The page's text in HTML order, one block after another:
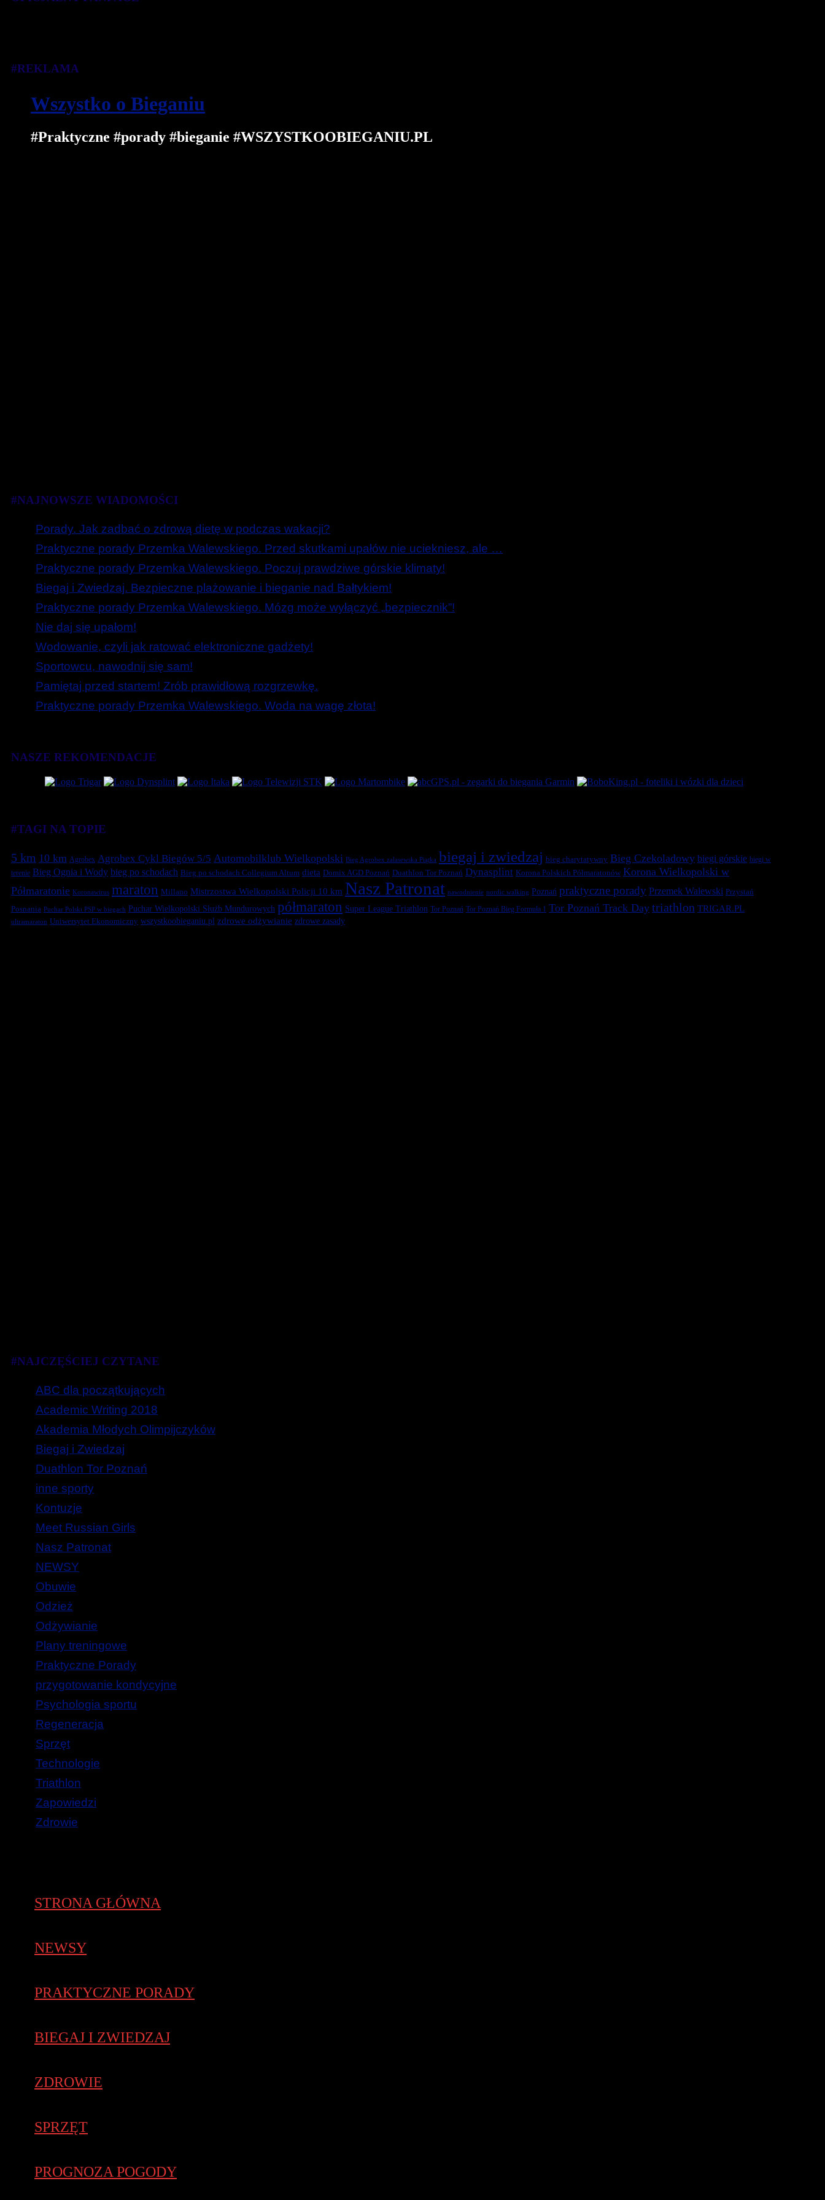
Wszystko o Bieganiu
#Praktyczne #porady #bieganie #WSZYSTKOOBIEGANIU.PL
#REKLAMA
#NAJNOWSZE WIADOMOŚCI
Porady. Jak zadbać o zdrową dietę w podczas wakacji?
Praktyczne porady Przemka Walewskiego. Przed skutkami upałów nie uciekniesz, ale …
Praktyczne porady Przemka Walewskiego. Poczuj prawdziwe górskie klimaty!
Biegaj i Zwiedzaj. Bezpieczne plażowanie i bieganie nad Bałtykiem!
Praktyczne porady Przemka Walewskiego. Mózg może wyłączyć „bezpiecznik”!
Nie daj się upałom!
Wodowanie, czyli jak ratować elektroniczne gadżety!
Sportowcu, nawodnij się sam!
Pamiętaj przed startem! Zrób prawidłową rozgrzewkę.
Praktyczne porady Przemka Walewskiego. Woda na wagę złota!
NASZE REKOMENDACJE
#TAGI NA TOPIE
5 km 10 km Agrobex Agrobex Cykl Biegów 5/5 Automobilklub Wielkopolski Bieg Agrobex zalasewska Piątka biegaj i zwiedzaj bieg charytatywny Bieg Czekoladowy biegi górskie biegi w
terenie Bieg Ognia i Wody bieg po schodach Bieg po schodach Collegium Altum dieta Domix AGD Poznań Duathlon Tor Poznań Dynasplint Korona Polskich Półmaratonów Korona Wielkopolski w
Półmaratonie Koronawirus maraton Millano Mistrzostwa Wielkopolski Policji 10 km Nasz Patronat nawodnienie nordic walking Poznań praktyczne porady Przemek Walewski Przystań
Posnania Puchar Polski PSP w biegach Puchar Wielkopolski Służb Mundurowych półmaraton Super League Triathlon Tor Poznań Tor Poznań Bieg Formuła 1 Tor Poznań Track Day triathlon TRIGAR.PL
ultramaraton Uniwersytet Ekonomiczny wszystkoobieganiu.pl zdrowe odżywianie zdrowe zasady
#NAJCZĘŚCIEJ CZYTANE
ABC dla początkujących
Academic Writing 2018
Akademia Młodych Olimpijczyków
Biegaj i Zwiedzaj
Duathlon Tor Poznań
inne sporty
Kontuzje
Meet Russian Girls
Nasz Patronat
NEWSY
Obuwie
Odzież
Odżywianie
Plany treningowe
Praktyczne Porady
przygotowanie kondycyjne
Psychologia sportu
Regeneracja
Sprzęt
Technologie
Triathlon
Zapowiedzi
Zdrowie
STRONA GŁÓWNA
NEWSY
PRAKTYCZNE PORADY
BIEGAJ I ZWIEDZAJ
ZDROWIE
SPRZĘT
PROGNOZA POGODY